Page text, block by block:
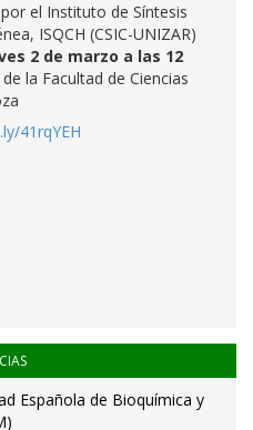
el Instituto de Síntesis
ISQCH (CSIC-UNIZAR)
2 de marzo a las 12
la Facultad de Ciencias
41rqYEH
Española de Bioquímica y